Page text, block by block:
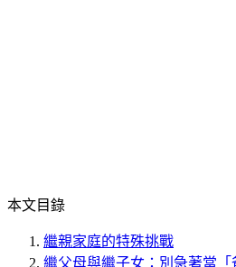
本文目錄
繼親家庭的特殊挑戰
繼父母與繼子女：別急著當「